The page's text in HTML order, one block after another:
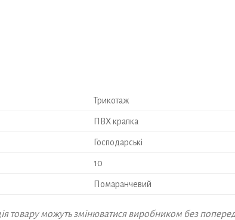
Трикотаж
ПВХ крапка
Господарські
10
Помаранчевий
товару можуть змінюватися виробником без